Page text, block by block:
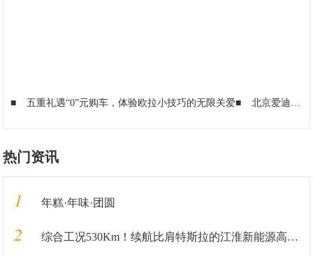
■ 五重礼遇“0”元购车，体验欧拉小技巧的无限关爱■ 北京爱迪学校叩开剑桥大门的三把钥匙（一）
热门资讯
1 年糕·年味·团圆
2 综合工况530Km！续航比肩特斯拉的江淮新能源高能纯电轿跑